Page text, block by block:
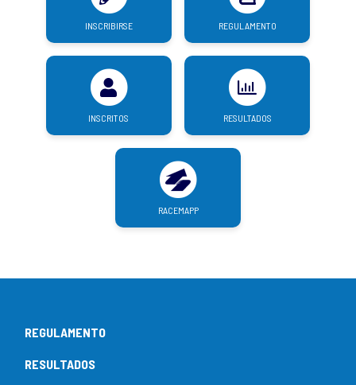
INSCRIBIRSE REGULAMENTO
INSCRITOS RESULTADOS
RACEMAPP
REGULAMENTO
RESULTADOS